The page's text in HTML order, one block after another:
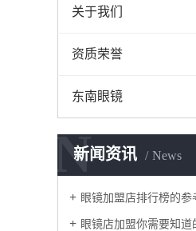
关于我们
资质荣誉
东南眼镜
新闻资讯 News
N
眼镜加盟店排行榜的参
眼镜店加盟你需要知道